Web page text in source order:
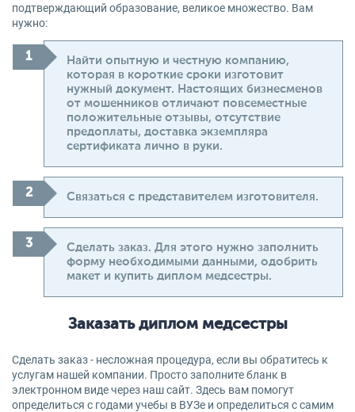
подтверждающий образование, великое множество. Вам
нужно:
Найти опытную и честную компанию,
которая в короткие сроки изготовит
нужный документ. Настоящих бизнесменов
от мошенников отличают повсеместные
положительные отзывы, отсутствие
предоплаты, доставка экземпляра
сертификата лично в руки.
Связаться с представителем изготовителя.
Сделать заказ. Для этого нужно заполнить
форму необходимыми данными, одобрить
макет и купить диплом медсестры.
Заказать диплом медсестры
Сделать заказ - несложная процедура, если вы обратитесь к
услугам нашей компании. Просто заполните бланк в
электронном виде через наш сайт. Здесь вам помогут
определиться с годами учебы в ВУЗе и определиться с самим